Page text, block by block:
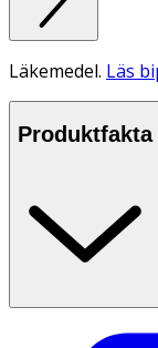
Läkemedel. Läs
Produktfakta